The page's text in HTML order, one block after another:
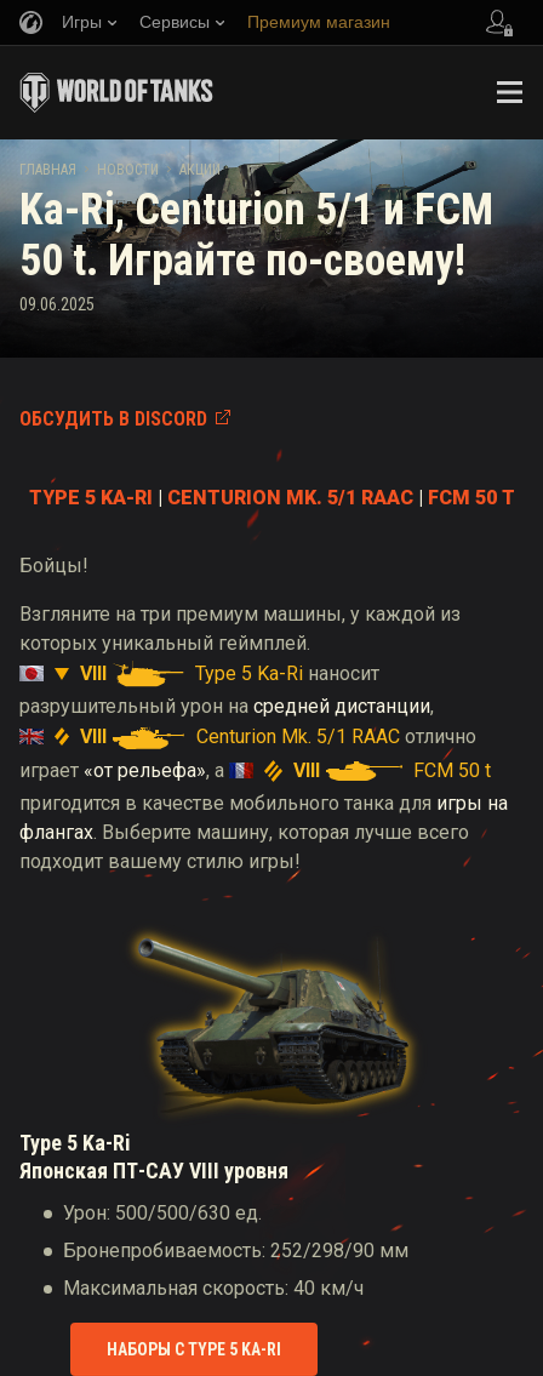
Игры Сервисы Премиум магазин
Музыка
Играем по правилам
Wargaming.net Game Center
Руководство по Twitch Drops
Пригласить друга
Discord
Портал модов
Медиа
ГЛАВНАЯ НОВОСТИ АКЦИИ
Ka-Ri, Centurion 5/1 и FCM
50 t. Играйте по-своему!
09.06.2025
ОБСУДИТЬ В DISCORD
TYPE 5 KA-RI | CENTURION MK. 5/1 RAAC| FCM 50 T
Бойцы!
Взгляните на три премиум машины, у каждой из
которых уникальный геймплей.
VIII
Type 5 Ka-Ri наносит
разрушительный урон на средней дистанции,
VIII
Centurion Mk. 5/1 RAAC отлично
играет «от рельефа», а VIII
FCM 50 t
пригодится в качестве мобильного танка для игры на
флангах. Выберите машину, которая лучше всего
подходит вашему стилю игры!
Type 5 Ka-Ri
Японская ПТ-САУ VIII уровня
Урон: 500/500/630 ед.
Бронепробиваемость: 252/298/90 мм
Максимальная скорость: 40 км/ч
НАБОРЫ С TYPE 5 KA-RI